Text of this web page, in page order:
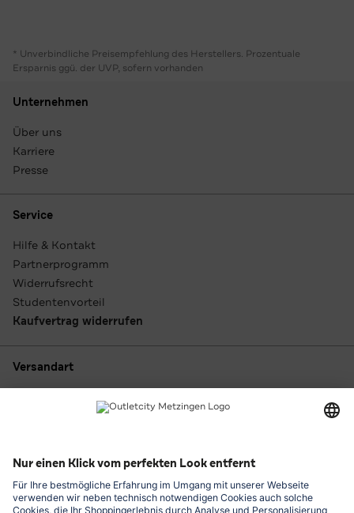
* Unverbindliche Preisempfehlung des Herstellers. Prozentuale
Ersparnis ggü. der UVP, sofern vorhanden
Unternehmen
Über uns
Karriere
Presse
Service
Hilfe & Kontakt
Partnerprogramm
Widerrufsrecht
Studentenvorteil
Kaufvertrag widerrufen
Versandart